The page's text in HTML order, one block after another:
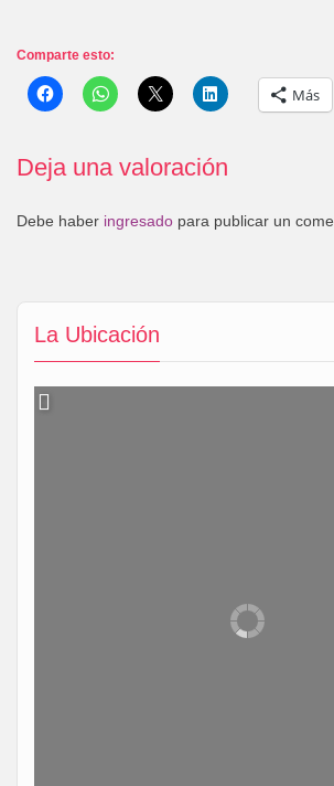
La Ubicación
Comparte esto:
Más
Deja una valoración
Debe haber ingresado para publicar un